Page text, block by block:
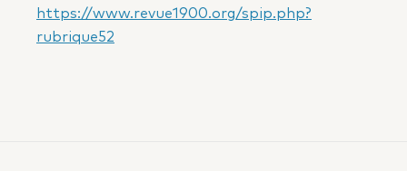
https://www.revue1900.org/spip.php?
rubrique52